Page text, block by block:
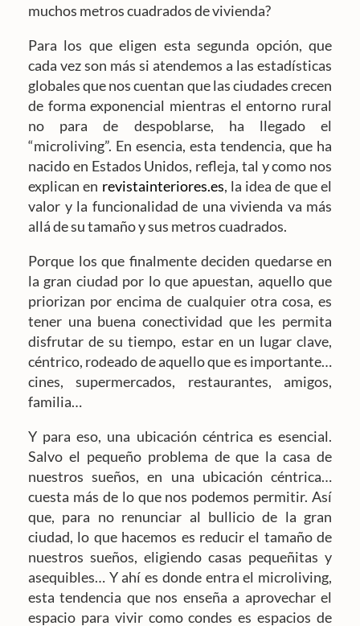
muchos metros cuadrados de vivienda?
Para los que eligen esta segunda opción, que
cada vez son más si atendemos a las estadísticas
globales que nos cuentan que las ciudades crecen
de forma exponencial mientras el entorno rural
no para de despoblarse, ha llegado el
“microliving”. En esencia, esta tendencia, que ha
nacido en Estados Unidos, refleja, tal y como nos
explican en revistainteriores.es, la idea de que el
valor y la funcionalidad de una vivienda va más
allá de su tamaño y sus metros cuadrados.
Porque los que finalmente deciden quedarse en
la gran ciudad por lo que apuestan, aquello que
priorizan por encima de cualquier otra cosa, es
tener una buena conectividad que les permita
disfrutar de su tiempo, estar en un lugar clave,
céntrico, rodeado de aquello que es importante…
cines, supermercados, restaurantes, amigos,
familia…
Y para eso, una ubicación céntrica es esencial.
Salvo el pequeño problema de que la casa de
nuestros sueños, en una ubicación céntrica…
cuesta más de lo que nos podemos permitir. Así
que, para no renunciar al bullicio de la gran
ciudad, lo que hacemos es reducir el tamaño de
nuestros sueños, eligiendo casas pequeñitas y
asequibles… Y ahí es donde entra el microliving,
esta tendencia que nos enseña a aprovechar el
espacio para vivir como condes es espacios de